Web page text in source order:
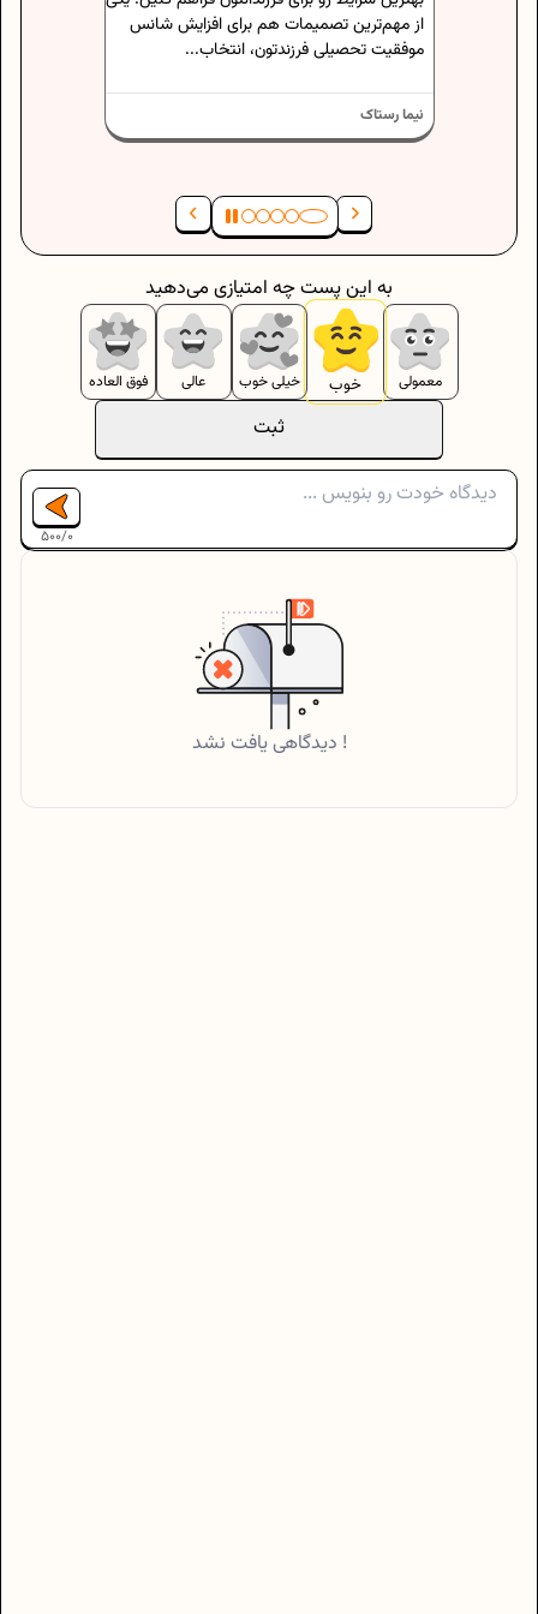
نیما رستاک
ثبت
معمولی خوب خیلی خوب عالی فوق العاده
به این پست چه امتیازی می‌دهید
500/0
دیدگاهی یافت نشد !